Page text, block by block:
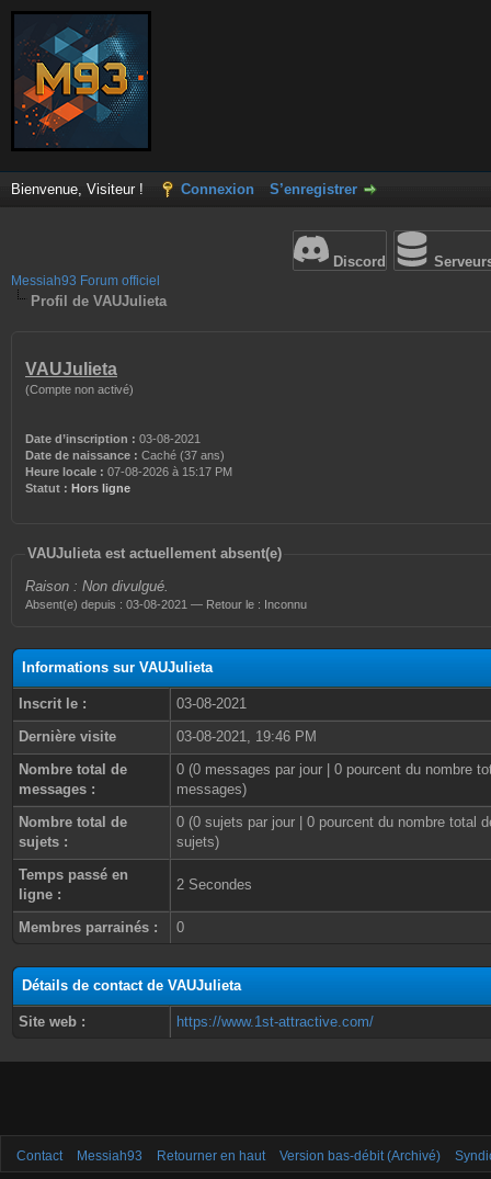
Bienvenue, Visiteur ! Connexion S’enregistrer
Discord
Messiah93 Forum officiel
Profil de VAUJulieta
VAUJulieta
(Compte non activé)
Date d’inscription : 03-08-2021
Date de naissance : Caché (37 ans)
Heure locale : 07-08-2026 à 15:17 PM
Statut : Hors ligne
VAUJulieta est actuellement absent(e)
Raison : Non divulgué.
Absent(e) depuis : 03-08-2021 — Retour le : Inconnu
Informations sur VAUJulieta
Inscrit le :
03-08-2021
Dernière visite
03-08-2021, 19:46 PM
Nombre total de
messages :
0 (0 messages par jour | 0 pourcent du nombre
messages)
Nombre total de
sujets :
0 (0 sujets par jour | 0 pourcent du nombre total
sujets)
Temps passé en
ligne :
2 Secondes
Membres parrainés : 0
Détails de contact de VAUJulieta
Site web : https://www.1st-attractive.com/
Contact Messiah93 Retourner en haut Version bas-débit (Archivé)